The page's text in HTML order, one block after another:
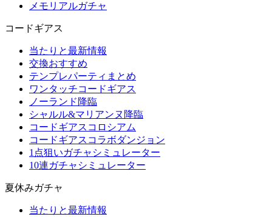
メモリアルガチャ
コードギアス
当たりと最新情報
交換おすすめ
テンプレパーティまとめ
ワンタッチコードギアス
ノーランド降臨
シャルル&マリアンヌ降臨
コードギアスコロシアム
コードギアスコラボダンジョン
1点狙いガチャシミュレーター
10連ガチャシミュレーター
夏休みガチャ
当たりと最新情報